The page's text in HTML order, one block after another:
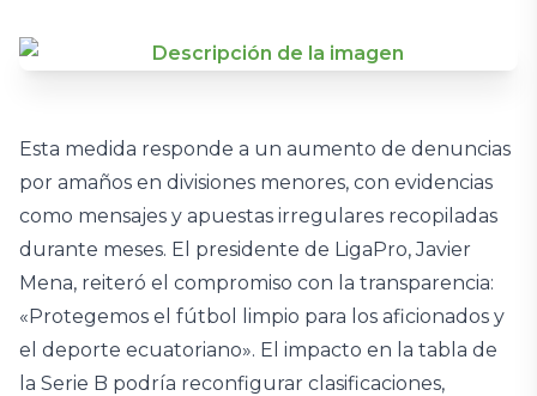
Esta medida responde a un aumento de denuncias
por amaños en divisiones menores, con evidencias
como mensajes y apuestas irregulares recopiladas
durante meses. El presidente de LigaPro, Javier
Mena, reiteró el compromiso con la transparencia:
«Protegemos el fútbol limpio para los aficionados y
el deporte ecuatoriano». El impacto en la tabla de
la Serie B podría reconfigurar clasificaciones,